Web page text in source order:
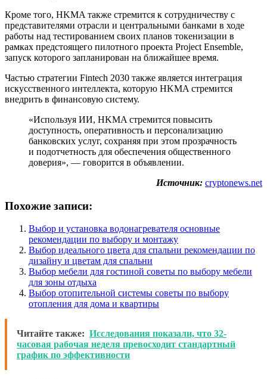
Кроме того, HKMA также стремится к сотрудничеству с
представителями отрасли и центральными банками в ходе
работы над тестированием своих планов токенизации в
рамках предстоящего пилотного проекта Project Ensemble,
запуск которого запланирован на ближайшее время.
Частью стратегии Fintech 2030 также является интеграция
искусственного интеллекта, которую HKMA стремится
внедрить в финансовую систему.
«Используя ИИ, HKMA стремится повысить
доступность, оперативность и персонализацию
банковских услуг, сохраняя при этом прозрачность
и подотчетность для обеспечения общественного
доверия», — говорится в объявлении.
Источник: cryptonews.net
Похожие записи:
Выбор и установка водонагревателя основные
рекомендации по выбору и монтажу
Выбор идеального цвета для спальни рекомендации по
дизайну и цветам для спальни
Выбор мебели для гостиной советы по выбору мебели
для зоны отдыха
Выбор отопительной системы советы по выбору
отопления для дома и квартиры
Читайте также: Исследования показали, что 32-
часовая рабочая неделя превосходит стандартный
график по эффективности